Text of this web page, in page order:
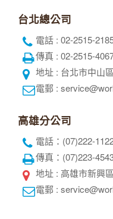
台北總公司
電話 : 02-2515-
傳真 : 02-2515-
地址 : 台北市中山
電郵 :
高雄分公司
電話：(07)222-
傳真：(07)223-
地址 : 高雄市新興
電郵 :